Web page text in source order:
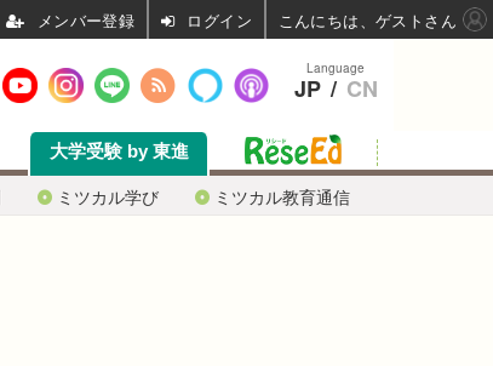
ミツカル学び ミツカル教育通信
大学受験 by 東進
Language
JP / CN
ログイン こんにちは、ゲストさん